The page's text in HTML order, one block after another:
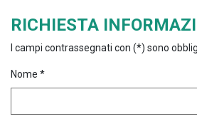
RICHIESTA
I campi contrassegnati con (*) sono
Nome *